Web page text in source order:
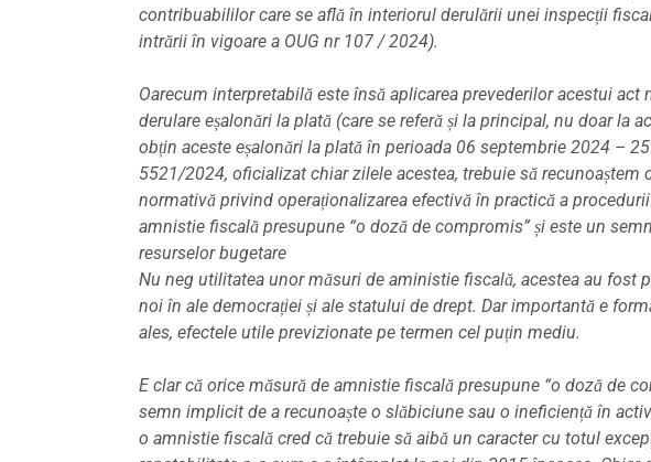
contribuabililor care se află în interiorul derulării unei inspecții
intrării în vigoare a OUG nr 107 / 2024).
Oarecum interpretabilă este însă aplicarea prevederilor acestui
derulare eșalonări la plată (care se referă și la principal, nu doar la
obțin aceste eșalonări la plată în perioada 06 septembrie 2024 –
5521/2024, oficializat chiar zilele acestea, trebuie să recunoaștem
normativă privind operaționalizarea efectivă în practică a
amnistie fiscală presupune “o doză de compromis” și este un
resurselor bugetare
Nu neg utilitatea unor măsuri de aministie fiscală, acestea au fost
noi în ale democrației și ale statului de drept. Dar importantă e
ales, efectele utile previzionate pe termen cel puțin mediu.
E clar că orice măsură de amnistie fiscală presupune “o doză de
semn implicit de a recunoaște o slăbiciune sau o ineficiență în
o amnistie fiscală cred că trebuie să aibă un caracter cu totul